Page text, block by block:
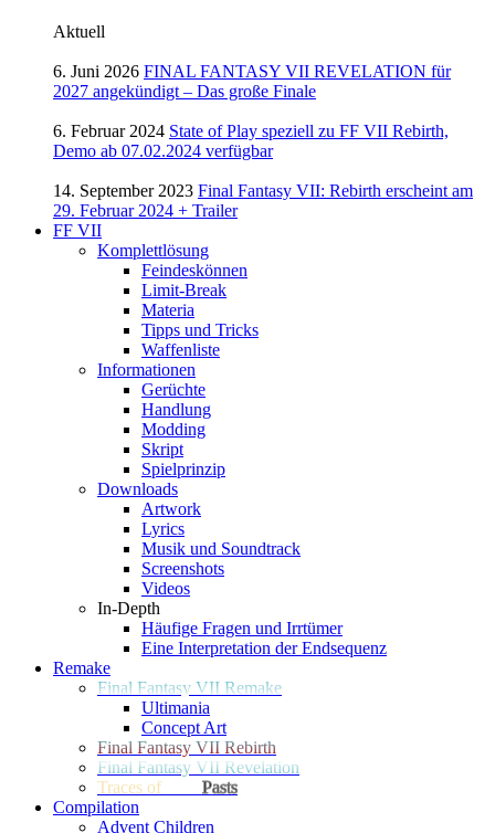
Aktuell
6. Juni 2026 FINAL FANTASY VII REVELATION für
2027 angekündigt – Das große Finale
6. Februar 2024 State of Play speziell zu FF VII Rebirth,
Demo ab 07.02.2024 verfügbar
14. September 2023 Final Fantasy VII: Rebirth erscheint am
29. Februar 2024 + Trailer
FF VII
Komplettlösung
Feindeskönnen
Limit-Break
Materia
Tipps und Tricks
Waffenliste
Informationen
Gerüchte
Handlung
Modding
Skript
Spielprinzip
Downloads
Artwork
Lyrics
Musik und Soundtrack
Screenshots
Videos
In-Depth
Häufige Fragen und Irrtümer
Eine Interpretation der Endsequenz
Remake
Final Fantasy VII Remake
Ultimania
Concept Art
Final Fantasy VII Rebirth
Final Fantasy VII Revelation
Traces of
Pasts
Compilation
Advent Children